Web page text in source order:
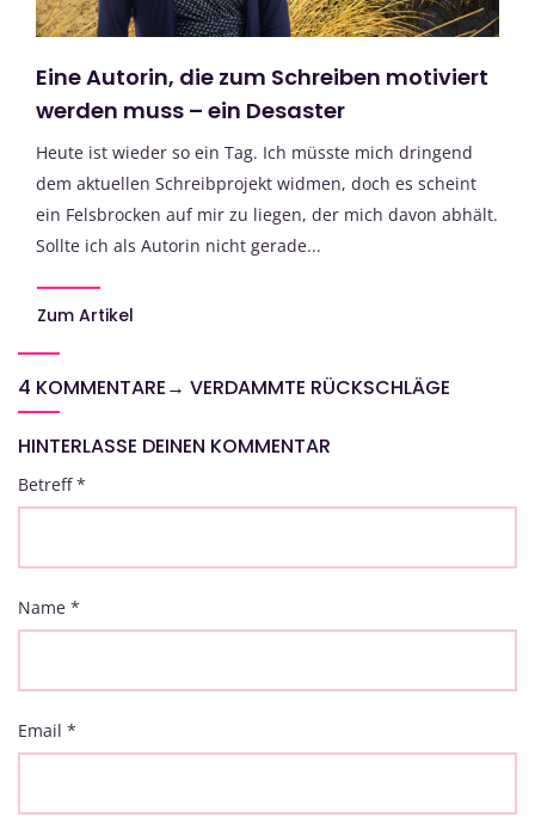
Eine Autorin, die zum Schreiben motiviert
werden muss – ein Desaster
Heute ist wieder so ein Tag. Ich müsste mich dringend
dem aktuellen Schreibprojekt widmen, doch es scheint
ein Felsbrocken auf mir zu liegen, der mich davon abhält.
Sollte ich als Autorin nicht gerade...
Zum Artikel
4 KOMMENTARE→ VERDAMMTE RÜCKSCHLÄGE
HINTERLASSE DEINEN KOMMENTAR
Betreff*
Name *
Email *